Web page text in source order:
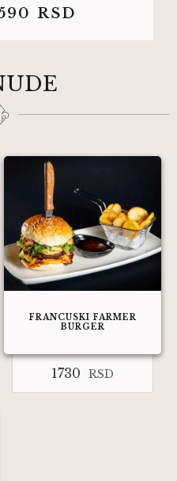
RSD
FRANCUSKI FARMER
BURGER
1730 RSD